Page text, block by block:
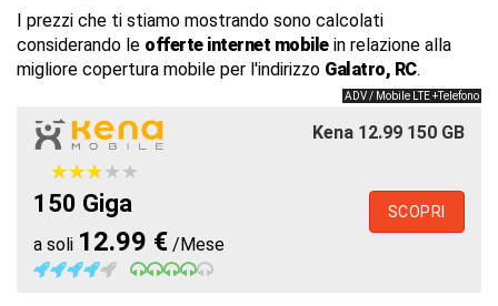
I prezzi che ti stiamo mostrando sono calcolati
considerando le offerte internet mobilein relazione alla
migliore copertura mobile per l'indirizzo Galatro, RC.
ADV / Mobile LTE +Telefono
Kena 12.99 150 GB
★★★★★
★★★★★
150 Giga
a soli 12.99 € /Mese
SCOPRI